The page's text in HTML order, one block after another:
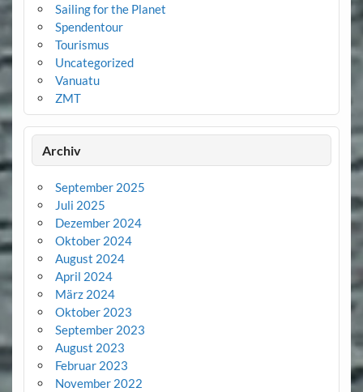
Sailing for the Planet
Spendentour
Tourismus
Uncategorized
Vanuatu
ZMT
Archiv
September 2025
Juli 2025
Dezember 2024
Oktober 2024
August 2024
April 2024
März 2024
Oktober 2023
September 2023
August 2023
Februar 2023
November 2022